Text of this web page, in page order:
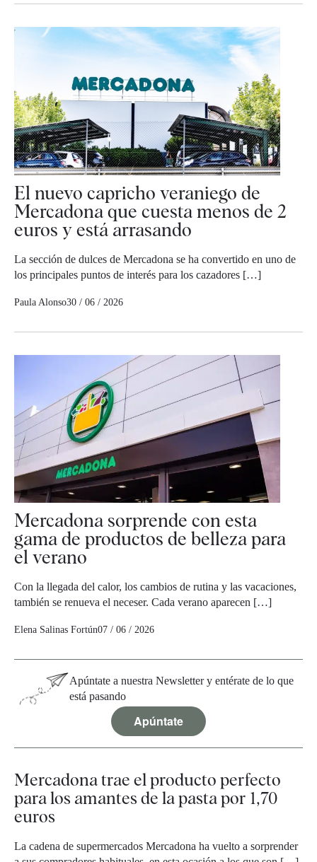
El nuevo capricho veraniego de
Mercadona que cuesta menos de 2
euros y está arrasando
La sección de dulces de Mercadona se ha convertido en uno de
los principales puntos de interés para los cazadores […]
Paula Alonso30 / 06 / 2026
Mercadona sorprende con esta
gama de productos de belleza para
el verano
Con la llegada del calor, los cambios de rutina y las vacaciones,
también se renueva el neceser. Cada verano aparecen […]
Elena Salinas Fortún07 / 06 / 2026
Apúntate a nuestra Newsletter y entérate de lo que
está pasando
Apúntate
Mercadona trae el producto perfecto
para los amantes de la pasta por 1,70
euros
La cadena de supermercados Mercadona ha vuelto a sorprender